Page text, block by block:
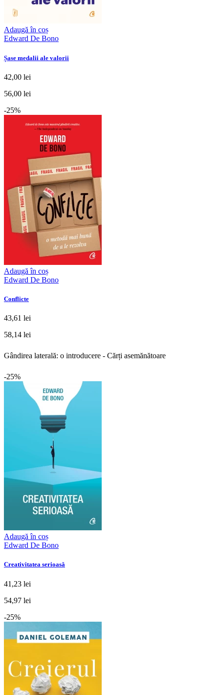
Adaugă în coș
Edward De Bono
Șase medalii ale valorii
42,00 lei
56,00 lei
-25%
Adaugă în coș
Edward De Bono
Conflicte
43,61 lei
58,14 lei
Gândirea laterală: o introducere - Cărți asemănătoare
-25%
Adaugă în coș
Edward De Bono
Creativitatea serioasă
41,23 lei
54,97 lei
-25%